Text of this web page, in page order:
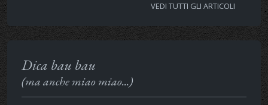
VEDI TUTTI GLI ARTICOLI
Dica bau bau
(ma anche miao miao...)